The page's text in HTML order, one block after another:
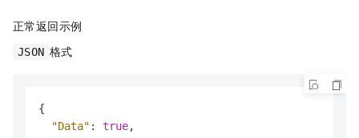
正常返回示例
JSON 格式
{
"Data" : true,